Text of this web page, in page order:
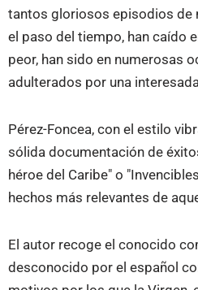
tantos gloriosos episodios de
el paso del tiempo, han caído
peor, han sido en numerosas
adulterados por una
Pérez-Foncea, con el estilo
sólida documentación de
héroe del Caribe" o
hechos más relevantes de
El autor recoge el conocido
desconocido por el español